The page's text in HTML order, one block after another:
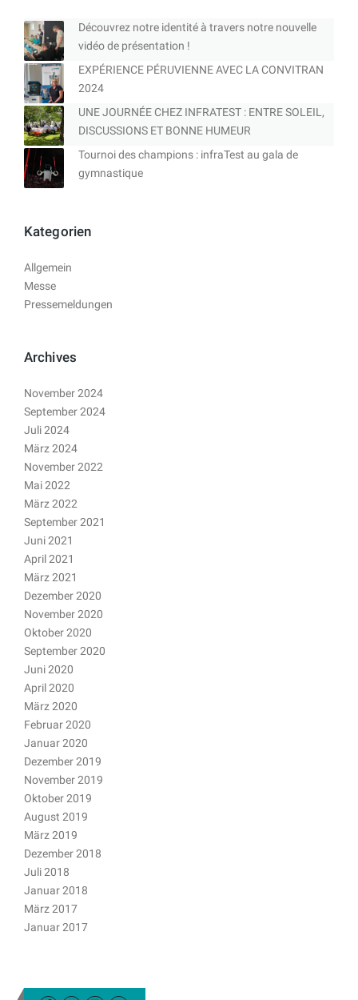
Découvrez notre identité à travers notre nouvelle
vidéo de présentation !
EXPÉRIENCE PÉRUVIENNE AVEC LA CONVITRAN
2024
UNE JOURNÉE CHEZ INFRATEST : ENTRE SOLEIL,
DISCUSSIONS ET BONNE HUMEUR
Tournoi des champions : infraTest au gala de
gymnastique
Kategorien
Allgemein
Messe
Pressemeldungen
Archives
November 2024
September 2024
Juli 2024
März 2024
November 2022
Mai 2022
März 2022
September 2021
Juni 2021
April 2021
März 2021
Dezember 2020
November 2020
Oktober 2020
September 2020
Juni 2020
April 2020
März 2020
Februar 2020
Januar 2020
Dezember 2019
November 2019
Oktober 2019
August 2019
März 2019
Dezember 2018
Juli 2018
Januar 2018
März 2017
Januar 2017